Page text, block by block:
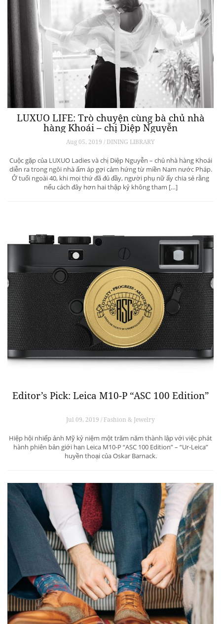
LUXUO LIFE: Trò chuyện cùng bà chủ nhà
hàng Khoái – chị Diệp Nguyễn
Aug 05, 2019 / DINING LIBRARY
Cuộc gặp của LUXUO Ladies và chị Diệp Nguyễn – chủ nhà hàng Khoái
diễn ra trong ngôi nhà ấm áp gợi cảm hứng từ miền Nam nước Pháp.
Ở tuổi ngoài 40, khi mọi thứ đã đủ đầy, người phụ nữ ấy chia sẻ rằng
nếu cách đây hơn hai thập kỷ không tham […]
Editor’s Pick: Leica M10-P “ASC 100 Edition”
Jul 09, 2019 / Fashion & Jewelry
Hiệp hội nhiếp ảnh Mỹ kỷ niệm một trăm năm thành lập với việc phát
hành phiên bản giới hạn Leica M10-P “ASC 100 Edition” – “Ur-Leica”
huyền thoại của Oskar Barnack.